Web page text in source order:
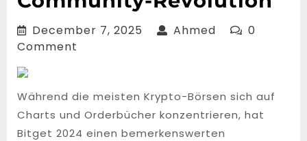
December 7, 2025 December
Ahmed Ahmed
0
Comment
Während die meisten Krypto-Börsen sich auf
Charts und Orderbücher konzentrieren, hat
Bitget 2024 einen bemerkenswerten